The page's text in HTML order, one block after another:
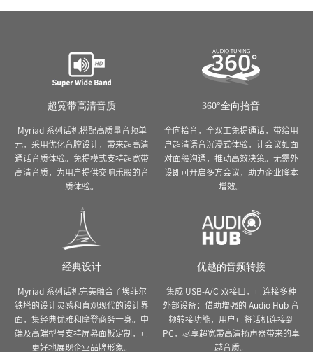
超宽带高清音质
Myriad 系列话机搭配高质量音频单
元，采用优化音腔设计，带来超高清
通话音质体验。免提模式支持超宽带
高清音质，为用户提供交响乐般的音
质体验。
360°全向拾音
全向拾音，全双工免提通话，带给用
户超清语音沉浸式体验，让会议如面
对面般沟通，推动高效决策。无需外
设即可开启多方会议，助力企业降本
增效。
经典设计
Myriad 系列话机完美融合了埃菲尔
铁塔的设计灵感和直观现代的设计界
面，集经典优雅和摩登商务一身。中
端及高端型号支持屏幕面板定制，可
更好地展现企业品牌形象。
优越的音频转接
集成 USB-A/C 双接口，可连接多种
外部设备；借助增强的 Audio Hub 音
频转接功能，用户可将话机连接到
PC，尽享超宽带高清扬声器带来的卓
越音质。